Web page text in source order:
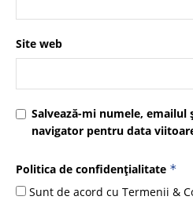
Site web
Salvează-mi numele, emailul
navigator pentru data
Politica de confidențialitate *
Sunt de acord cu Termenii &